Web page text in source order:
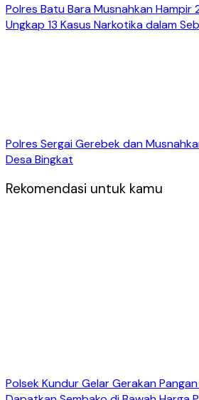
Polres Batu Bara Musnahkan Hampir
Ungkap 13 Kasus Narkotika dalam
Polres Sergai Gerebek dan
Desa Bingkat
Rekomendasi untuk kamu
Polsek Kundur Gelar Gerakan